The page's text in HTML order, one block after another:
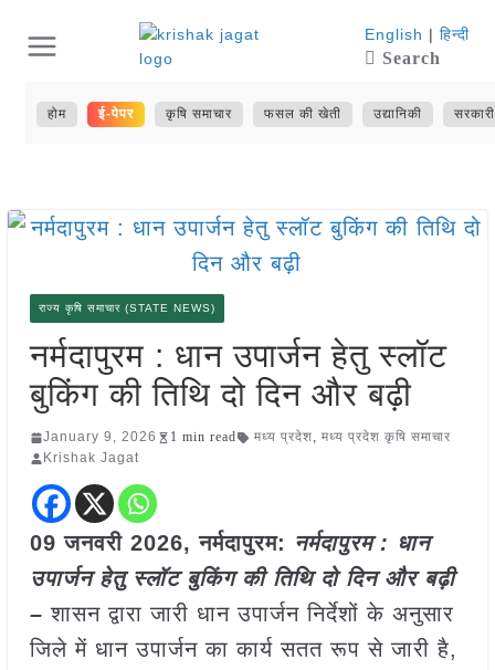
content
English | हिन्दी
Search
होम ई-पेपर कृषि समाचार फसल की खेती उद्यानिकी
राज्य कृषि समाचार (STATE NEWS)
नर्मदापुरम : धान उपार्जन हेतु स्लॉट
बुकिंग की तिथि दो दिन और बढ़ी
January 9, 2026 1 min read मध्य प्रदेश, मध्य प्रदेश कृषि समाचार
Krishak Jagat
09 जनवरी 2026,नर्मदापुरम: नर्मदापुरम : धान
उपार्जन हेतु स्लॉट बुकिंग की तिथि दो दिन और बढ़ी
– शासन द्वारा जारी धान उपार्जन निर्देशों के अनुसार
जिले में धान उपार्जन का कार्य सतत रूप से जारी है,